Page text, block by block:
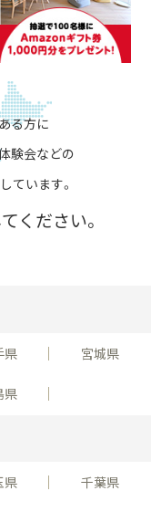
る方に
験会などの
ています。
ください。
県 宮城県
県
県 千葉県